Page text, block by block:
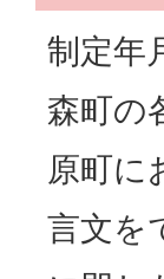
制定年
森町の
原町に
言文を